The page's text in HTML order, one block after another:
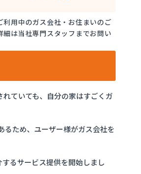
用中のガス会社・お住まいのご
は当社専門スタッフまでお問い
ていても、自分の家はすごくガ
るため、ユーザー様がガス会社を
るサービス提供を開始しまし